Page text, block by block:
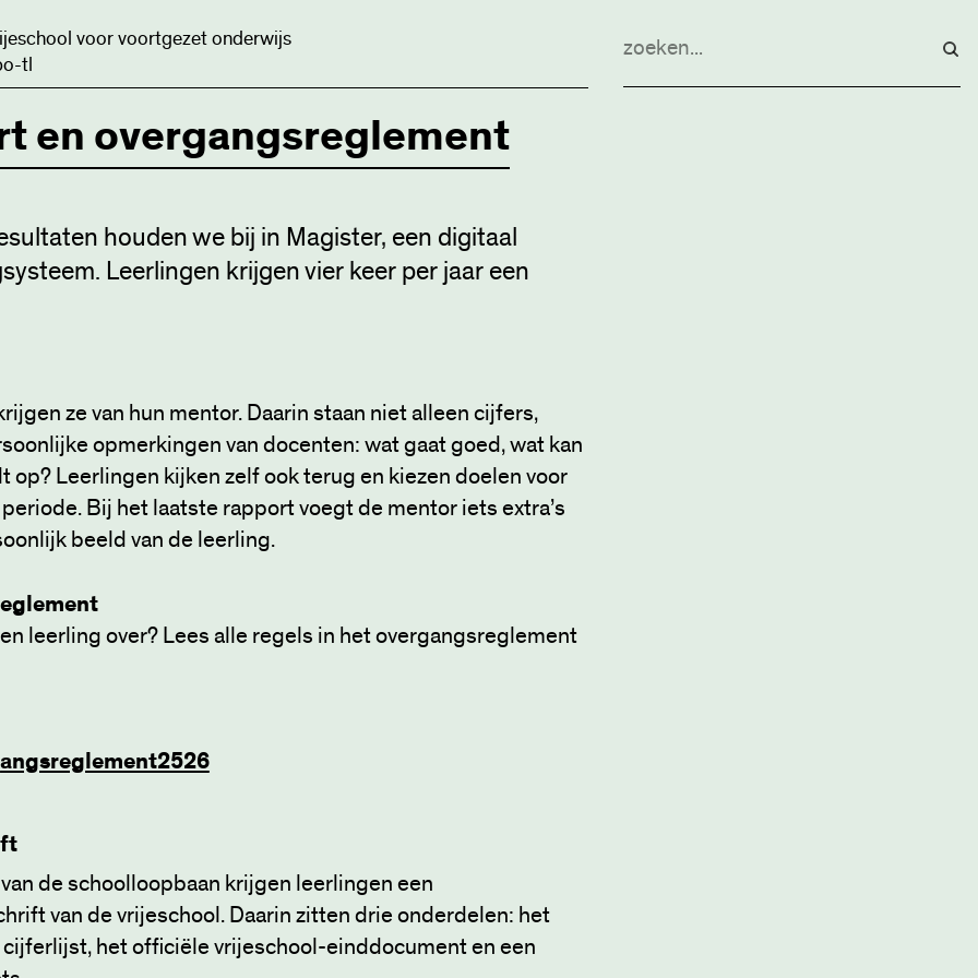
voor voortgezet onderwijs
tl
en overgangsreglement
houden we bij in Magister, een digitaal
Leerlingen krijgen vier keer per jaar een
ze van hun mentor. Daarin staan niet alleen cijfers,
opmerkingen van docenten: wat gaat goed, wat kan
op? Leerlingen kijken zelf ook terug en kiezen doelen voor
Bij het laatste rapport voegt de mentor iets extra’s
beeld van de leerling.
leerling over? Lees alle regels in het overgangsreglement
de schoolloopbaan krijgen leerlingen een
van de vrijeschool. Daarin zitten drie onderdelen: het
het officiële vrijeschool-einddocument en een